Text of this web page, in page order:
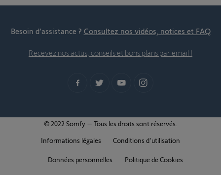
Besoin d’assistance ? Consultez nos vidéos, notices et FAQ
Recevez nos actus, conseils et bons plans par email !
© 2022 Somfy – Tous les droits sont réservés.
Informations légales
Conditions d'utilisation
Données personnelles Politique de Cookies